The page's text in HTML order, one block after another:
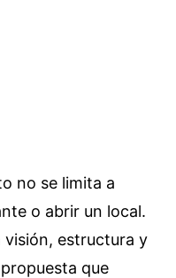
no se limita a
o abrir un local.
visión, estructura y
que